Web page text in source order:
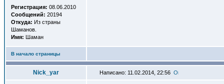
Регистрация: 08.06.2010
Сообщений: 20194
Откуда: Из страны
Шаманов.
Имя: Шаман
В начало страницы
Nick_yar Написано: 11.02.2014, 22:56